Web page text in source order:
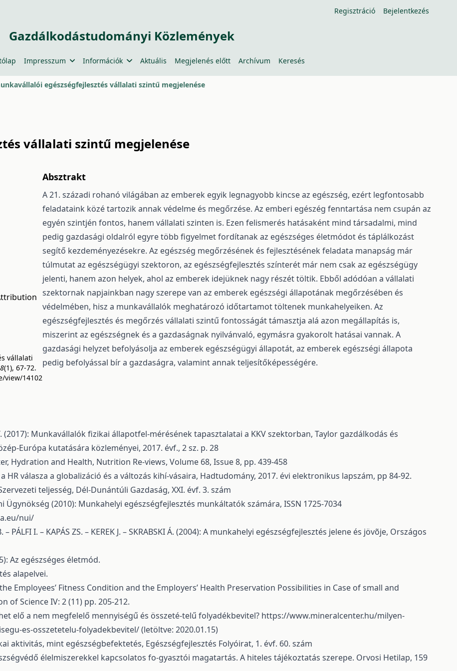
Regisztráció Bejelentkezés
Gazdálkodástudományi Közlemények
Impresszum Információk Aktuális Megjelenés előtt Archívum Keresés
egészségfejlesztés vállalati szintű megjelenése
vállalati szintű megjelenése
vállalati
8(1), 67-72.
view/14102
Absztrakt
A 21. századi rohanó világában az emberek egyik legnagyobb kincse az egészség, ezért legfontosabb
feladataink közé tartozik annak védelme és megőrzése. Az emberi egészég fenntartása nem csupán az
egyén szintjén fontos, hanem vállalati szinten is. Ezen felismerés hatásaként mind társadalmi, mind
pedig gazdasági oldalról egyre több figyelmet fordítanak az egészséges életmódot és táplálkozást
segítő kezdeményezésekre. Az egészség megőrzésének és fejlesztésének feladata manapság már
túlmutat az egészségügyi szektoron, az egészségfejlesztés színterét már nem csak az egészségügy
jelenti, hanem azon helyek, ahol az emberek idejüknek nagy részét töltik. Ebből adódóan a vállalati
szektornak napjainkban nagy szerepe van az emberek egészségi állapotának megőrzésében és
védelmében, hisz a munkavállalók meghatározó időtartamot töltenek munkahelyeiken. Az
egészségfejlesztés és megőrzés vállalati szintű fontosságát támasztja alá azon megállapítás is,
miszerint az egészségnek és a gazdaságnak nyilvánvaló, egymásra gyakorolt hatásai vannak. A
gazdasági helyzet befolyásolja az emberek egészségügyi állapotát, az emberek egészségi állapota
pedig befolyással bír a gazdaságra, valamint annak teljesítőképességére.
T. (2017): Munkavállalók fizikai állapotfel-mérésének tapasztalatai a KKV szektorban, Taylor gazdálkodás és
Európa kutatására közleményei, 2017. évf., 2 sz. p. 28
Hydration and Health, Nutrition Re-views, Volume 68, Issue 8, pp. 439-458
a HR válasza a globalizáció és a változás kihí-vásaira, Hadtudomány, 2017. évi elektronikus lapszám, pp 84-92.
teljesség, Dél-Dunántúli Gazdaság, XXI. évf. 3. szám
(2010): Munkahelyi egészségfejlesztés munkáltatók számára, ISSN 1725-7034
nui/
– PÁLFI I. – KAPÁS ZS. – KEREK J. – SKRABSKI Á. (2004): A munkahelyi egészségfejlesztés jelene és jövõje, Országos
Az egészséges életmód.
alapelvei.
the Employees’ Fitness Condition and the Employers’ Health Preservation Possibilities in Case of small and
of Science IV: 2 (11) pp. 205-212.
elő a nem megfelelő mennyiségű és összeté-telű folyadékbevitel? https://www.mineralcenter.hu/milyen-
es-osszetetelu-folyadekbevitel/(letöltve: 2020.01.15)
aktivitás, mint egészségbefektetés, Egészségfejlesztés Folyóirat, 1. évf. 60. szám
élelmiszerekkel kapcsolatos fo-gyasztói magatartás. A hiteles tájékoztatás szerepe. Orvosi Hetilap, 159